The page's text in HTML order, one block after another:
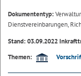
Dokumententyp:
Dienstvereinbarungen,
Stand: 03.09.2022
Themen: